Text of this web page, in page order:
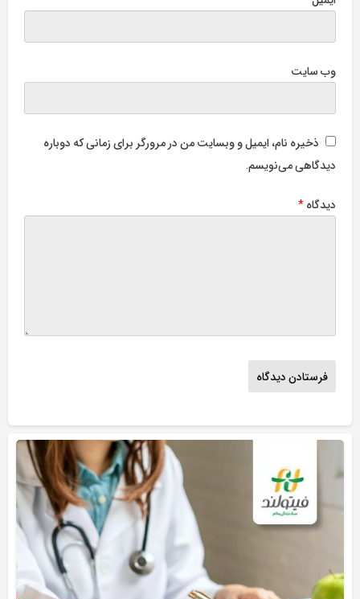
وب‌ سایت
ذخیره نام، ایمیل و وبسایت من در مرورگر برای زمانی که دوباره
دیدگاهی می‌نویسم.
دیدگاه *